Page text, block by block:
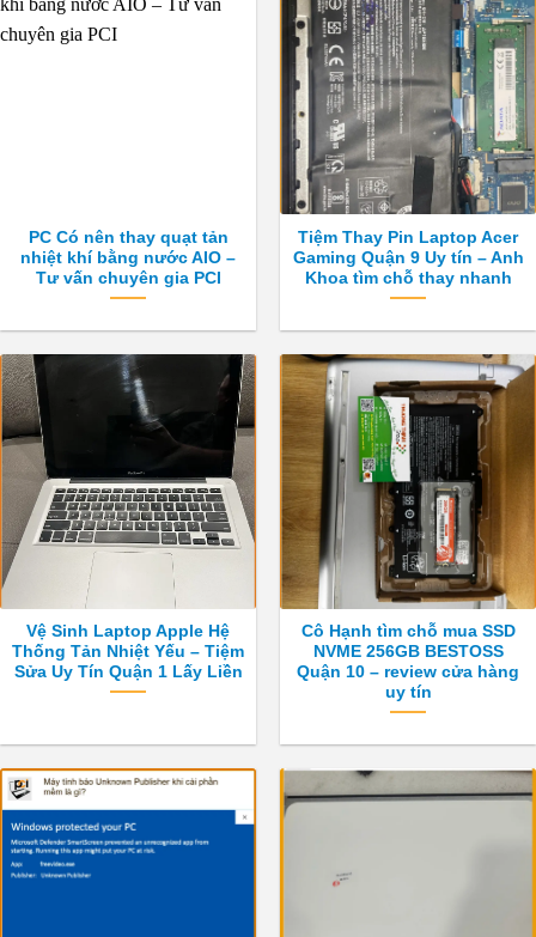
PC Có nên thay quạt tản
nhiệt khí bằng nước AIO –
Tư vấn chuyên gia PCI
Tiệm Thay Pin Laptop Acer
Gaming Quận 9 Uy tín – Anh
Khoa tìm chỗ thay nhanh
Vệ Sinh Laptop Apple Hệ
Thống Tản Nhiệt Yếu – Tiệm
Sửa Uy Tín Quận 1 Lấy Liền
Cô Hạnh tìm chỗ mua SSD
NVME 256GB BESTOSS
Quận 10 – review cửa hàng
uy tín